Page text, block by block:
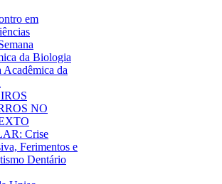
em
da Biologia
Acadêmica da
NO
Crise
Ferimentos e
Dentário